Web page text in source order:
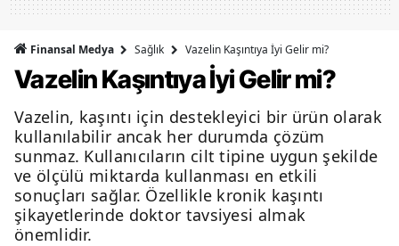
Finansal Medya Sağlık Vazelin Kaşıntıya İyi Gelir mi?
Vazelin Kaşıntıya İyi Gelir mi?
Vazelin, kaşıntı için destekleyici bir ürün olarak
kullanılabilir ancak her durumda çözüm
sunmaz. Kullanıcıların cilt tipine uygun şekilde
ve ölçülü miktarda kullanması en etkili
sonuçları sağlar. Özellikle kronik kaşıntı
şikayetlerinde doktor tavsiyesi almak
önemlidir.